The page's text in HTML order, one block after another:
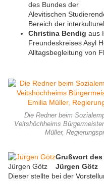
des Bundes der
Alevitischen
Bereich der
Christina Bendig aus
Freundeskreises Asyl
Alltagsbegleitung von
Die Redner beim
Veitshöchheims
Müller,
Jürgen Götz
Grußwort
Jürgen Götz
Dieser stellte bei der